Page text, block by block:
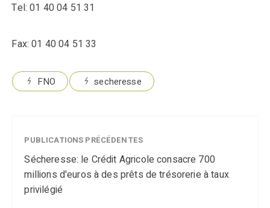
Tel: 01 40 04 51 31
Fax: 01 40 04 51 33
FNO secheresse
PUBLICATIONS PRÉCÉDENTES
Sécheresse: le Crédit Agricole consacre 700
millions d'euros à des prêts de trésorerie à taux
privilégié